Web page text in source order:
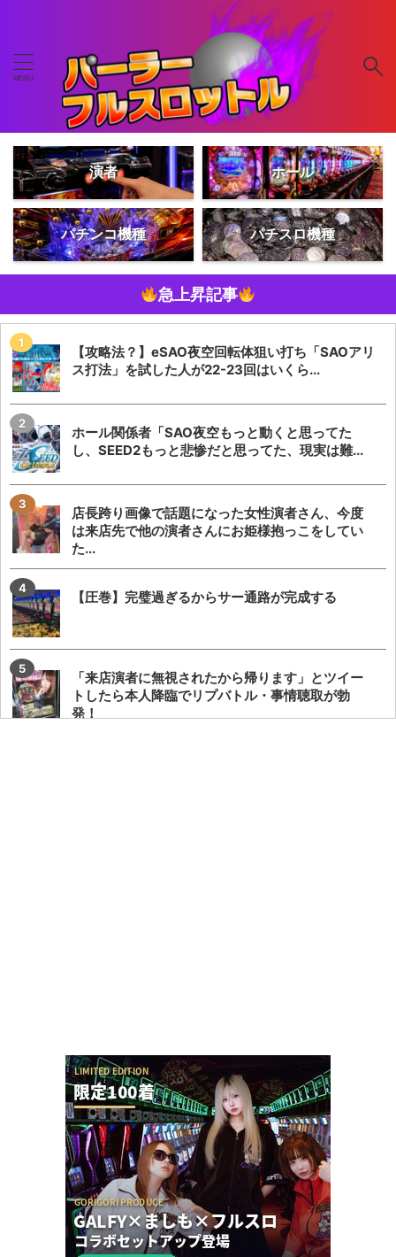
演者 ホール
パチンコ機種 パチスロ機種
急上昇記事
【攻略法？】eSAO夜空回転体狙い打ち「SAOアリ
ス打法」を試した人が22-23回はいくら...
ホール関係者「SAO夜空もっと動くと思ってた
し、SEED2もっと悲惨だと思ってた、現実は難...
店長跨り画像で話題になった女性演者さん、今度
は来店先で他の演者さんにお姫様抱っこをしてい
た...
【圧巻】完璧過ぎるからサー通路が完成する
「来店演者に無視されたから帰ります」とツイー
トしたら本人降臨でリプバトル・事情聴取が勃
発！
【アイドル不在？】推しの子のパチスロ、
YOASOBIの使用許可降りなかった疑惑ないか？